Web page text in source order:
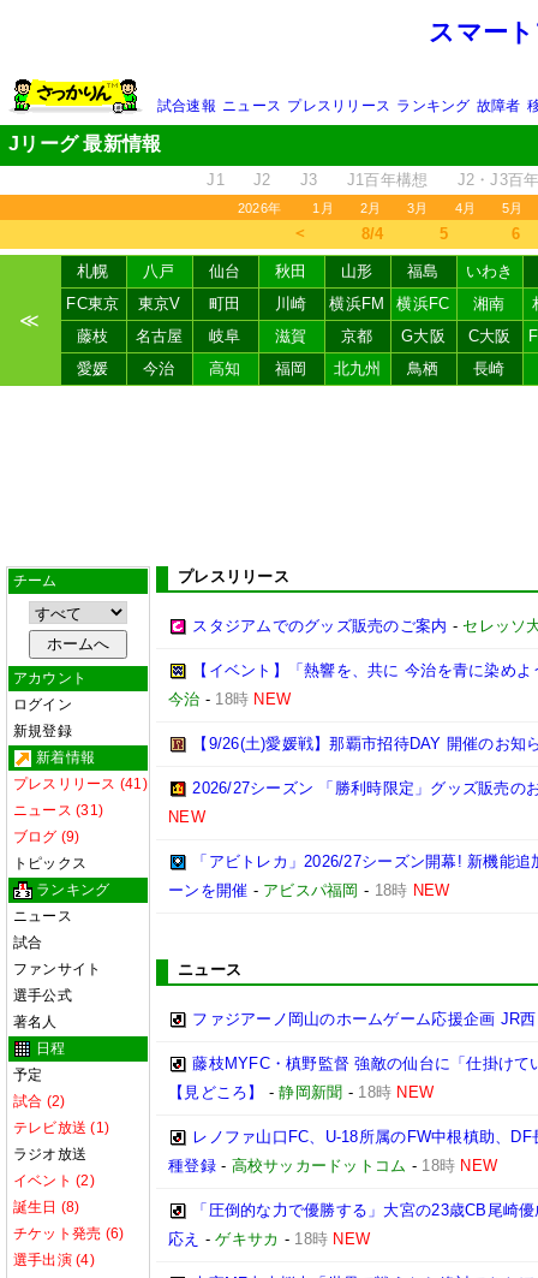
スマー
試合速報 ニュース プレスリリース ランキング 故障者
Jリーグ 最新情報
J1 J2 J3 J1百年構想 J2・J3百
2026年 1月 2月 3月 4月 5月
＜ 8/4 5 6
≪
札幌 八戸 仙台 秋田 山形 福島
いわき
FC東京
東京V 町田 川崎 横浜FM 横浜FC 湘南
藤枝
名古屋 岐阜 滋賀 京都 G大阪 C大阪
愛媛
今治 高知 福岡 北九州 鳥栖 長崎
チーム
アカウント
ログイン
新規登録
新着情報
プレスリリース (41)
ニュース (31)
ブログ (9)
トピックス
ランキング
ニュース
試合
ファンサイト
選手公式
著名人
日程
予定
試合 (2)
テレビ放送 (1)
ラジオ放送
イベント (2)
誕生日 (8)
チケット発売 (6)
選手出演 (4)
プレスリリース
スタジアムでのグッズ販売のご案内 - セレッソ
【イベント】「熱響を、共に 今治を青に染め
今治 - 18時 NEW
【9/26(土)愛媛戦】那覇市招待DAY 開催のお知
2026/27シーズン 「勝利時限定」グッズ販売の
NEW
「アビトレカ」2026/27シーズン開幕! 新機能
ーンを開催 - アビスパ福岡 - 18時 NEW
ニュース
ファジアーノ岡山のホームゲーム応援企画 JR
藤枝MYFC・槙野監督 強敵の仙台に「仕掛け
【見どころ】
-静岡新聞 - 18時 NEW
レノファ山口FC、U-18所属のFW中根槙助、
種登録- 高校サッカードットコム - 18時 NEW
「圧倒的な力で優勝する」大宮の23歳CB尾崎
応え -ゲキサカ - 18時 NEW